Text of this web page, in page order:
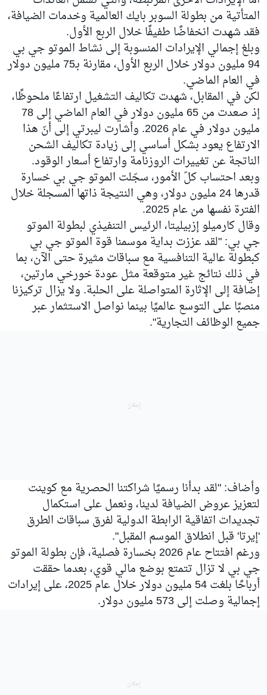
المتأتية من بطولة السوبر بايك العالمية وخدمات الضيافة،
فقد شهدت انخفاضًا طفيفًا خلال الربع الأول.
وبلغ إجمالي الإيرادات المنسوبة إلى نشاط الموتو جي بي
94 مليون دولار خلال الربع الأول، مقارنة بـ75 مليون دولار
في العام الماضي.
لكن في المقابل، شهدت تكاليف التشغيل ارتفاعًا ملحوظًا،
إذ صعدت من 65 مليون دولار في العام الماضي إلى 78
مليون دولار في عام 2026. وأشارت ليبرتي إلى أنّ هذا
الارتفاع يعود بشكل أساسي إلى زيادة تكاليف الشحن
الناتجة عن تغييرات الروزنامة وارتفاع أسعار الوقود.
وبعد احتساب كلّ الأمور، سجّلت الموتو جي بي خسارة
قدرها 24 مليون دولار، وهي النتيجة ذاتها المسجلة خلال
الفترة نفسها من عام 2025.
وقال كارميلو إزبيليتا، الرئيس التنفيذي لبطولة الموتو
جي بي: "لقد عززت بداية موسمنا قوة الموتو جي بي
كبطولة عالية التنافسية مع سباقات مثيرة حتى الآن، بما
في ذلك نتائج غير متوقعة مثل عودة خورخي مارتين،
إضافة إلى الإثارة المتواصلة على الحلبة. ولا يزال تركيزنا
منصبًا على التوسع عالميًا بينما نواصل الاستثمار عبر
جميع الوظائف التجارية".
وأضاف: "لقد بدأنا رسميًا شراكتنا الحصرية مع كوينت
لتعزيز عروض الضيافة لدينا، ونعمل على استكمال
تجديدات اتفاقية الرابطة الدولية لفرق سباقات الطرق
'إيرتا' قبل انطلاق الموسم المقبل".
ورغم افتتاح عام 2026 بخسارة فصلية، فإن بطولة الموتو
جي بي لا تزال تتمتع بوضع مالي قوي، بعدما حققت
أرباحًا بلغت 54 مليون دولار خلال عام 2025، على إيرادات
إجمالية وصلت إلى 573 مليون دولار.